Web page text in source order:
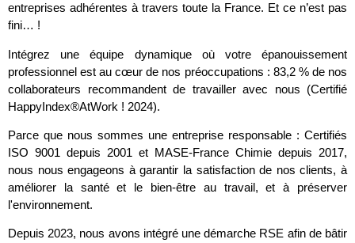
entreprises adhérentes à travers toute la France. Et ce n’est pas
fini… !
Intégrez une équipe dynamique où votre épanouissement
professionnel est au cœur de nos préoccupations : 83,2 % de nos
collaborateurs recommandent de travailler avec nous (Certifié
HappyIndex®AtWork ! 2024).
Parce que nous sommes une entreprise responsable : Certifiés
ISO 9001 depuis 2001 et MASE-France Chimie depuis 2017,
nous nous engageons à garantir la satisfaction de nos clients, à
améliorer la santé et le bien-être au travail, et à préserver
l'environnement.
Depuis 2023, nous avons intégré une démarche RSE afin de bâtir